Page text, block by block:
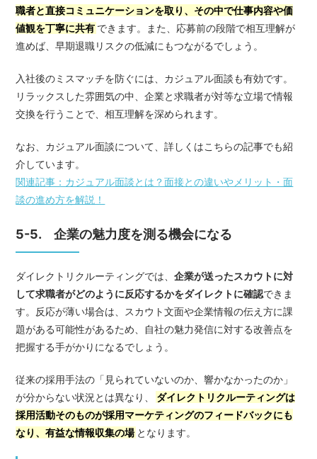
職者と直接コミュニケーションを取り、その中で仕事内容や価
値観を丁寧に共有 できます。また、応募前の段階で相互理解が
進めば、早期退職リスクの低減にもつながるでしょう。
入社後のミスマッチを防ぐには、カジュアル面談も有効です。
リラックスした雰囲気の中、企業と求職者が対等な立場で情報
交換を行うことで、相互理解を深められます。
なお、カジュアル面談について、詳しくはこちらの記事でも紹
介しています。
関連記事：カジュアル面談とは？面接との違いやメリット・面
談の進め方を解説！
5-5. 企業の魅力度を測る機会になる
ダイレクトリクルーティングでは、企業が送ったスカウトに対
して求職者がどのように反応するかをダイレクトに確認できま
す。反応が薄い場合は、スカウト文面や企業情報の伝え方に課
題がある可能性があるため、自社の魅力発信に対する改善点を
把握する手がかりになるでしょう。
従来の採用手法の「見られていないのか、響かなかったのか」
が分からない状況とは異なり、
ダイレクトリクルーティングは
採用活動そのものが採用マーケティングのフィードバックにも
なり、有益な情報収集の場 となります。